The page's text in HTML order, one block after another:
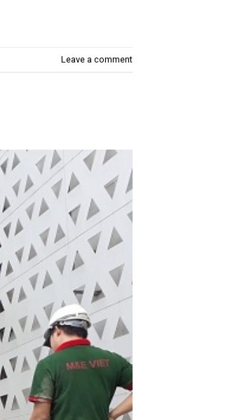
Leave a comment